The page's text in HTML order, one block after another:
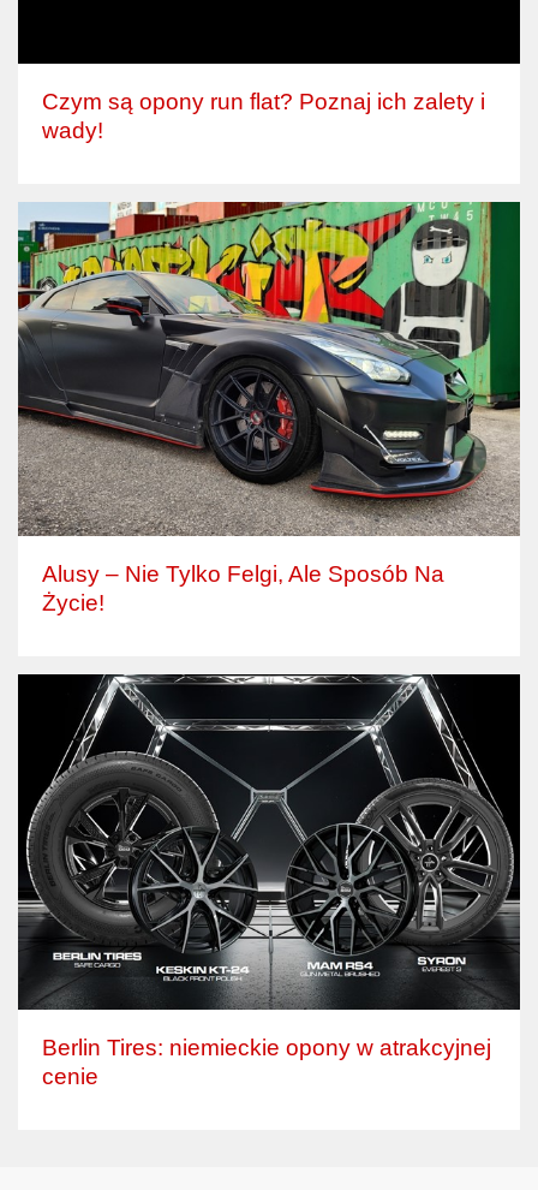
Czym są opony run flat? Poznaj ich zalety i
wady!
Alusy – Nie Tylko Felgi, Ale Sposób Na
Życie!
Berlin Tires: niemieckie opony w atrakcyjnej
cenie